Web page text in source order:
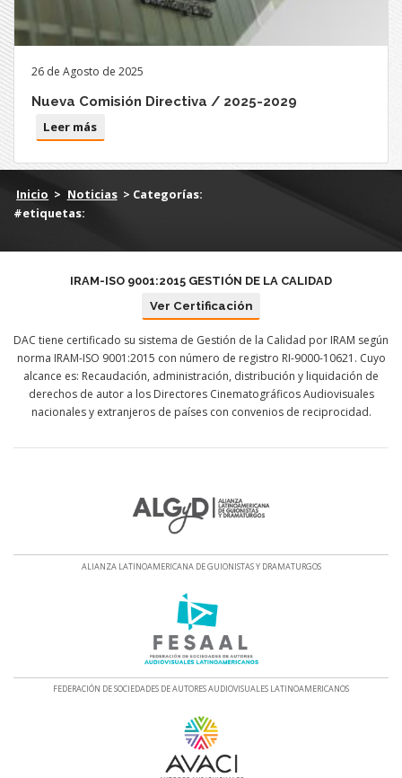
26 de Agosto de 2025
Nueva Comisión Directiva / 2025-2029
Leer más
Inicio > Noticias > Categorías:
#etiquetas:
IRAM-ISO 9001:2015 GESTIÓN DE LA CALIDAD
Ver Certificación
DAC tiene certificado su sistema de Gestión de la Calidad por IRAM según
norma IRAM-ISO 9001:2015 con número de registro RI-9000-10621. Cuyo
alcance es: Recaudación, administración, distribución y liquidación de
derechos de autor a los Directores Cinematográficos Audiovisuales
nacionales y extranjeros de países con convenios de reciprocidad.
ALIANZA LATINOAMERICANA DE GUIONISTAS Y DRAMATURGOS
FEDERACIÓN DE SOCIEDADES DE AUTORES AUDIOVISUALES LATINOAMERICANOS